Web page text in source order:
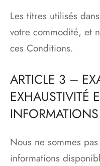
Les titres utilisés
votre commodité, et
ces Conditions.
ARTICLE 3 –
EXHAUSTIVITÉ
INFORMATIONS
Nous ne sommes
informations